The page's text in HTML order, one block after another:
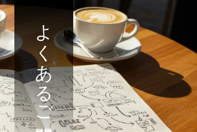
よくあるご質問